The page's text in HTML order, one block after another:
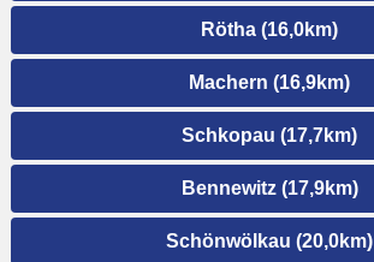
Rötha (16,0km)
Machern (16,9km)
Schkopau (17,7km)
Bennewitz (17,9km)
Schönwölkau (20,0km)